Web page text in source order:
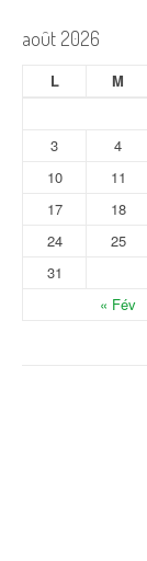
août 2026
L M
« Fév
3
4
10
11
17
18
24
25
31